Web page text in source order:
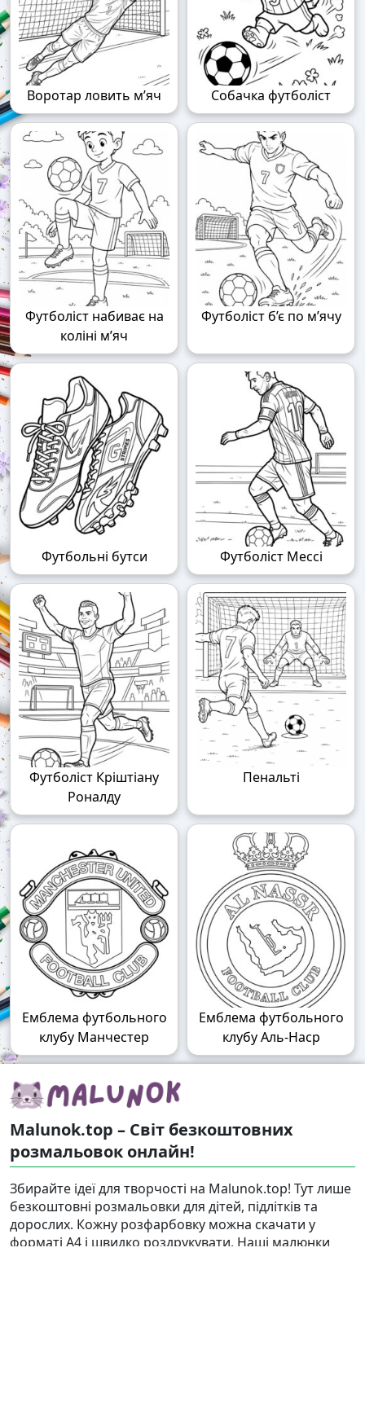
Воротар ловить м’яч Собачка футболіст
Футболіст набиває на
коліні м’яч
Футболіст б’є по м’ячу
Футбольні бутси Футболіст Мессі
Футболіст Кріштіану
Роналду
Пенальті
Емблема футбольного
клубу Манчестер
Емблема футбольного
клубу Аль-Наср
Malunok.top – Світ безкоштовних
розмальовок онлайн!
Збирайте ідеї для творчості на Malunok.top! Тут лише
безкоштовні розмальовки для дітей, підлітків та
дорослих. Кожну розфарбовку можна скачати у
форматі А4 і швидко роздрукувати. Наші малюнки